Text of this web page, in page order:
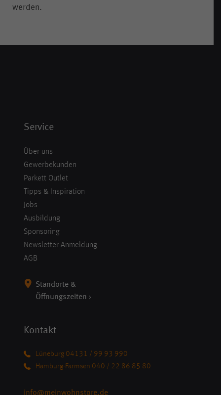
werden.
Service
Über uns
Gewerbekunden
Parkett Outlet
Tipps & Inspiration
Jobs
Ausbildung
Sponsoring
Newsletter Anmeldung
AGB
Standorte &
Öffnungszeiten ›
Kontakt
Lüneburg 04131 / 99 93 990
Hamburg-Farmsen 040 / 22 86 85 80
info@meinwohnstore.de